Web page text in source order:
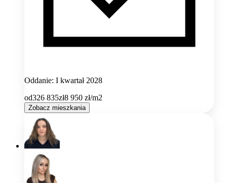
Oddanie: I kwartał 2028
od326 835zł8 950 zł/m2
Zobacz mieszkania